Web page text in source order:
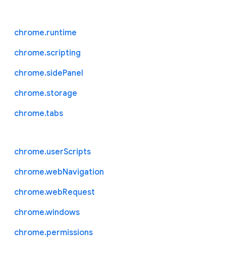
chrome.runtime
chrome.scripting
chrome.sidePanel
chrome.storage
chrome.tabs
chrome.userScripts
chrome.webNavigation
chrome.webRequest
chrome.windows
chrome.permissions